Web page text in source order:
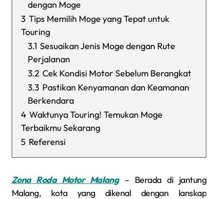
dengan Moge
3 Tips Memilih Moge yang Tepat untuk
Touring
3.1 Sesuaikan Jenis Moge dengan Rute
Perjalanan
3.2 Cek Kondisi Motor Sebelum Berangkat
3.3 Pastikan Kenyamanan dan Keamanan
Berkendara
4 Waktunya Touring! Temukan Moge
Terbaikmu Sekarang
5 Referensi
Zona Roda Motor Malang– Berada di jantung
Malang, kota yang dikenal dengan lanskap